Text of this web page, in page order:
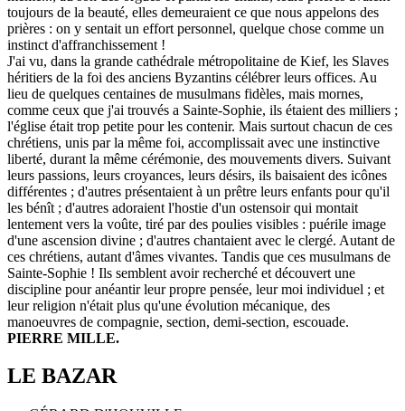
toujours de la beauté, elles demeuraient ce que nous appelons des
prières : on y sentait un effort personnel, quelque chose comme un
instinct d'affranchissement !
J'ai vu, dans la grande cathédrale métropolitaine de Kief, les Slaves
héritiers de la foi des anciens Byzantins célébrer leurs offices. Au
lieu de quelques centaines de musulmans fidèles, mais mornes,
comme ceux que j'ai trouvés a Sainte-Sophie, ils étaient des milliers ;
l'église était trop petite pour les contenir. Mais surtout chacun de ces
chrétiens, unis par la même foi, accomplissait avec une instinctive
liberté, durant la même cérémonie, des mouvements divers. Suivant
leurs passions, leurs croyances, leurs désirs, ils baisaient des icônes
différentes ; d'autres présentaient à un prêtre leurs enfants pour qu'il
les bénît ; d'autres adoraient l'hostie d'un ostensoir qui montait
lentement vers la voûte, tiré par des poulies visibles : puérile image
d'une ascension divine ; d'autres chantaient avec le clergé. Autant de
ces chrétiens, autant d'âmes vivantes. Tandis que ces musulmans de
Sainte-Sophie ! Ils semblent avoir recherché et découvert une
discipline pour anéantir leur propre pensée, leur moi individuel ; et
leur religion n'était plus qu'une évolution mécanique, des
manoeuvres de compagnie, section, demi-section, escouade.
PIERRE MILLE.
LE BAZAR